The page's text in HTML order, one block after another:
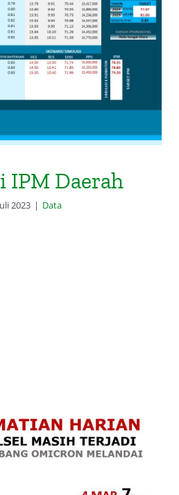
IPM Daerah
IPM Daerah
2023 | Data